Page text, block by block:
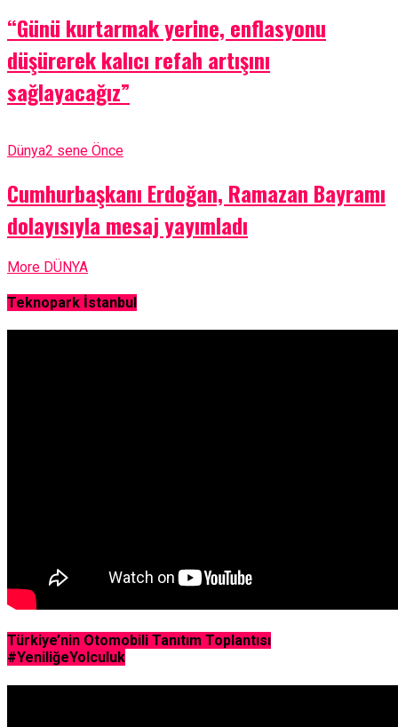
“Günü kurtarmak yerine, enflasyonu
düşürerek kalıcı refah artışını
sağlayacağız”
Dünya2 sene Önce
Cumhurbaşkanı Erdoğan, Ramazan Bayramı
dolayısıyla mesaj yayımladı
More DÜNYA
Teknopark İstanbul
Türkiye’nin Otomobili Tanıtım Toplantısı
#YeniliğeYolculuk